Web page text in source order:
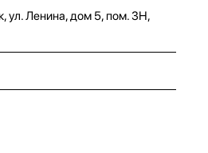
ул. Ленина, дом 5, пом. 3Н,